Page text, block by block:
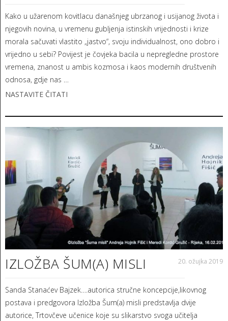
Kako u užarenom kovitlacu današnjeg ubrzanog i usijanog života i
njegovih novina, u vremenu gubljenja istinskih vrijednosti i krize
morala sačuvati vlastito „jastvo“, svoju individualnost, ono dobro i
vrijedno u sebi? Povijest je čovjeka bacila u nepregledne prostore
vremena, znanost u ambis kozmosa i kaos modernih društvenih
odnosa, gdje nas …
NASTAVITE ČITATI
IZLOŽBA ŠUM(A) MISLI 20. ožujka 2019
Sanda Stanaćev Bajzek….autorica stručne koncepcije,likovnog
postava i predgovora Izložba Šum(a) misli predstavlja dvije
autorice, Trtovčeve učenice koje su slikarstvo svoga učitelja